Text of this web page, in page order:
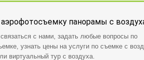
аэрофотосъемку панорамы с
с нами, задать любые вопросы по
узнать цены на услуги по съемке с
виртуальный тур с воздуха.